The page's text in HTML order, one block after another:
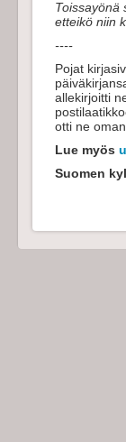
Toissayönä
etteikö niin
----
Pojat
allekirjoitti
otti ne
Lue myös
Suomen